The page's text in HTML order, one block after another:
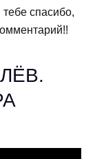
спасибо,